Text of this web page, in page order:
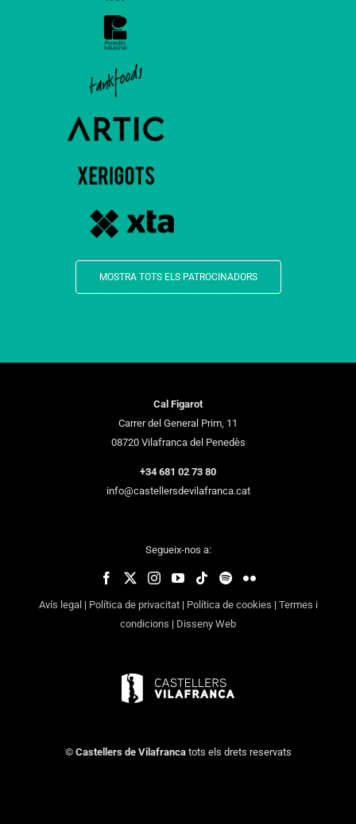
MOSTRA TOTS ELS PATROCINADORS
Cal Figarot
Carrer del General Prim, 11
08720 Vilafranca del Penedès
+34 681 02 73 80
info@castellersdevilafranca.cat
Segueix-nos a:
Avís legal | Política de privacitat| Política de cookies | Termes i
condicions | Disseny Web
© Castellers de Vilafrancatots els drets reservats